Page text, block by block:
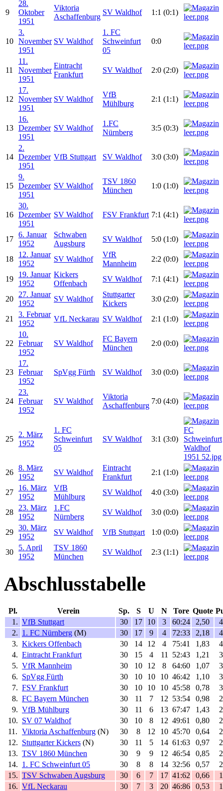
9
28.
Oktober
1951
Viktoria
Aschaffenburg
SV Waldhof 1:1 (0:1)
10
3.
November
1951
SV Waldhof
1. FC
Schweinfurt
05
0:0
11
11.
November
1951
Eintracht
Frankfurt
SV Waldhof 2:0 (2:0)
12
17.
November
1951
SV Waldhof
VfB
Mühlburg
2:1 (1:1)
13
16.
Dezember
1951
SV Waldhof
1.FC
Nürnberg
3:5 (0:3)
14
2.
Dezember
1951
VfB Stuttgart SV Waldhof 3:0 (3:0)
15
9.
Dezember
1951
SV Waldhof
TSV 1860
München
1:0 (1:0)
16
30.
Dezember
1951
SV Waldhof FSV Frankfurt 7:1 (4:1)
17
6. Januar
1952
Schwaben
Augsburg
SV Waldhof 5:0 (1:0)
18
12. Januar
1952
SV Waldhof
VfR
Mannheim
2:2 (0:0)
19
19. Januar
1952
Kickers
Offenbach
SV Waldhof 7:1 (4:1)
20
27. Januar
1952
SV Waldhof
Stuttgarter
Kickers
3:0 (2:0)
21
3. Februar
1952
VfL Neckarau SV Waldhof 2:1 (1:0)
22
10.
Februar
1952
SV Waldhof
FC Bayern
München
2:0 (0:0)
23
17.
Februar
1952
SpVgg Fürth SV Waldhof 3:0 (0:0)
24
23.
Februar
1952
SV Waldhof
Viktoria
Aschaffenburg
7:0 (4:0)
25
2. März
1952
1. FC
Schweinfurt
05
SV Waldhof 3:1 (3:0)
26
8. März
1952
SV Waldhof
Eintracht
Frankfurt
2:1 (1:0)
27
16. März
1952
VfB
Mühlburg
SV Waldhof 4:0 (3:0)
28
23. März
1952
1.FC
Nürnberg
SV Waldhof 3:0 (0:0)
29
30. März
1952
SV Waldhof VfB Stuttgart 1:0 (0:0)
30
5. April
1952
TSV 1860
München
SV Waldhof 2:3 (1:1)
Abschlusstabelle
Pl. Verein Sp. S U N Tore Quote
1. VfB Stuttgart 30 17 10 3 60:24 2,50
2. 1. FC Nürnberg (M) 30 17 9 4 72:33 2,18
3. Kickers Offenbach 30 14 12 4 75:41 1,83
4. Eintracht Frankfurt 30 15 4 11 52:43 1,21
5. VfR Mannheim 30 10 12 8 64:60 1,07
6. SpVgg Fürth 30 10 10 10 46:42 1,10
7. FSV Frankfurt 30 10 10 10 45:58 0,78
8. FC Bayern München 30 11 7 12 53:54 0,98
9. VfB Mühlburg 30 11 6 13 67:47 1,43
10. SV 07 Waldhof 30 10 8 12 49:61 0,80
11. Viktoria Aschaffenburg (N) 30 8 12 10 45:70 0,64
12. Stuttgarter Kickers (N) 30 11 5 14 61:63 0,97
13. TSV 1860 München 30 9 9 12 46:54 0,85
14. 1. FC Schweinfurt 05 30 8 8 14 32:56 0,57
15. TSV Schwaben Augsburg 30 6 7 17 41:62 0,66
16. VfL Neckarau 30 7 3 20 46:86 0,53